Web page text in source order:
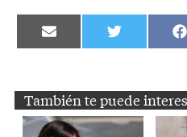
Compartir
en
Compartir
en
También te puede